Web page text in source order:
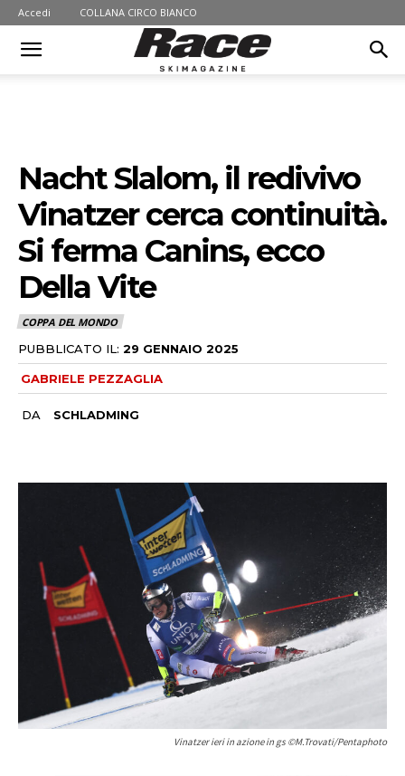
Accedi COLLANA CIRCO BIANCO
Nacht Slalom, il redivivo
Vinatzer cerca continuità.
Si ferma Canins, ecco
Della Vite
COPPA DEL MONDO
PUBBLICATO IL: 29 GENNAIO 2025
GABRIELE PEZZAGLIA
DA SCHLADMING
Vinatzer ieri in azione in gs ©M.Trovati/Pentaphoto